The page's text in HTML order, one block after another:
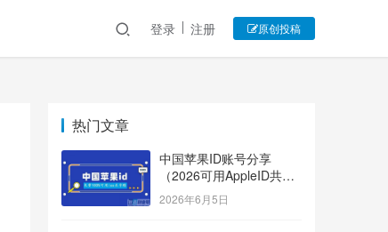
登录 注册 原创投稿
热门文章
中国苹果ID账号分享
（2026可用AppleID共享
账号）
2026年6月5日